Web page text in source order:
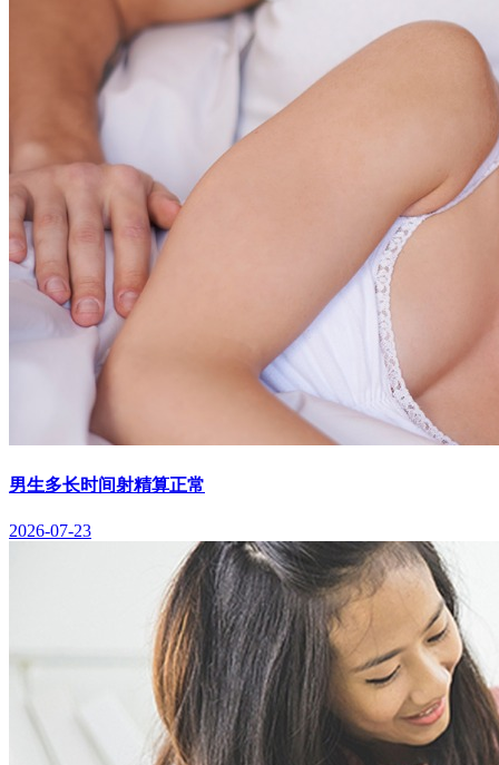
男生多长时间射精算正常
2026-07-23